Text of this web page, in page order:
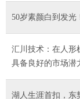
50岁素颜白到发光
汇川技术：在人形
具备良好的市场潜
湖人生涯首扣，东